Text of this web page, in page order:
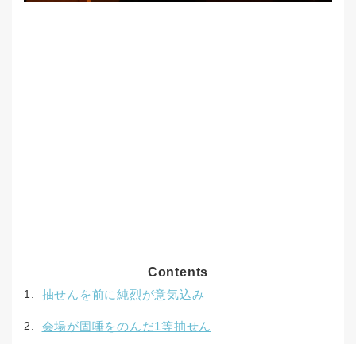
Contents
抽せんを前に純烈が意気込み
会場が固唾をのんだ1等抽せん